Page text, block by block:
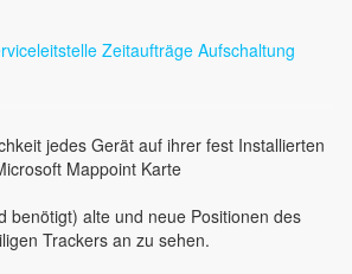
jedes Gerät auf ihrer fest Installierten
Mappoint Karte
benötigt) alte und neue Positionen des
Trackers an zu sehen.